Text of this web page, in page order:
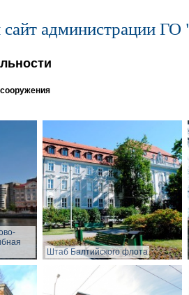
администрации ГО
Штаб Балтийского флота